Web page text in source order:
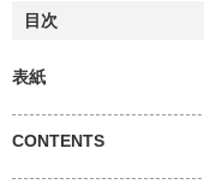
目次
表紙
CONTENTS